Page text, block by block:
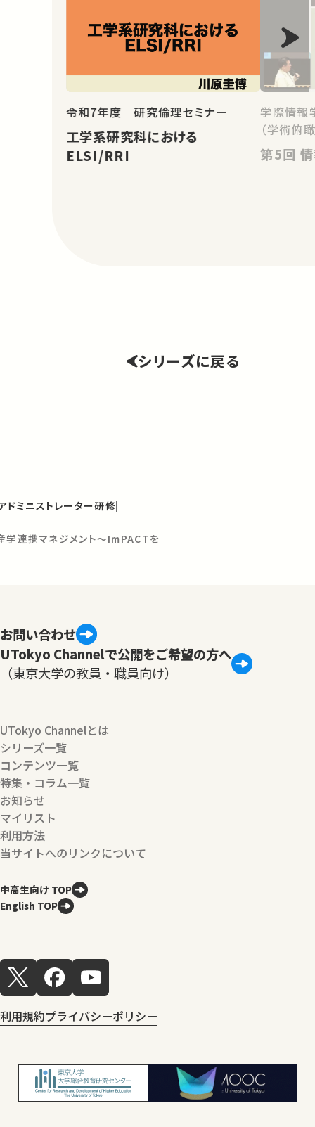
令和7年度 研究倫理セミナー
工学系研究科における
ELSI/RRI
学際情報
（学術俯
第
シリーズに戻る
ドミニストレーター研修
学連携マネジメント～ImPACTを
お問い合わせ
UTokyo Channelで公開をご希望の方へ
（東京大学の教員・職員向け）
UTokyo Channelとは
シリーズ一覧
コンテンツ一覧
特集・コラム一覧
お知らせ
マイリスト
利用方法
当サイトへのリンクについて
中高生向け TOP
English TOP
利用規約プライバシーポリシー